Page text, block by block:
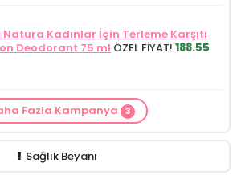
Natura Kadınlar İçin Terleme Karşıtı
Deodorant 75 ml ÖZEL FİYAT! 188.55
ürünlerinden 5000 TL ve üzeri
ISDIN Fotoprotector Hydro
HEDİYE!
Organik Anti Stretch Mark
Bebek bakımı siparişlerinizde
Fazla Kampanya 3
Sağlık Beyanı